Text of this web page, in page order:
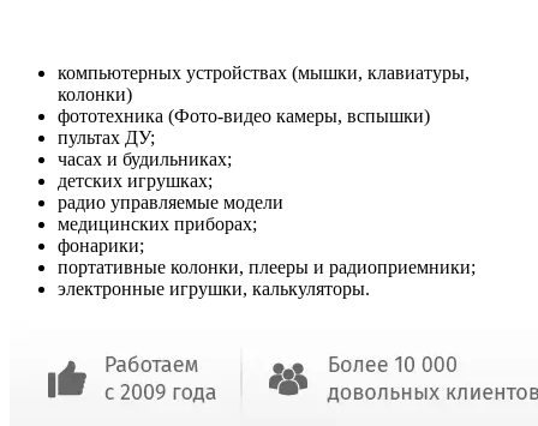
компьютерных устройствах (мышки, клавиатуры,
колонки)
фототехника (Фото-видео камеры, вспышки)
пультах ДУ;
часах и будильниках;
детских игрушках;
радио управляемые модели
медицинских приборах;
фонарики;
портативные колонки, плееры и радиоприемники;
электронные игрушки, калькуляторы.